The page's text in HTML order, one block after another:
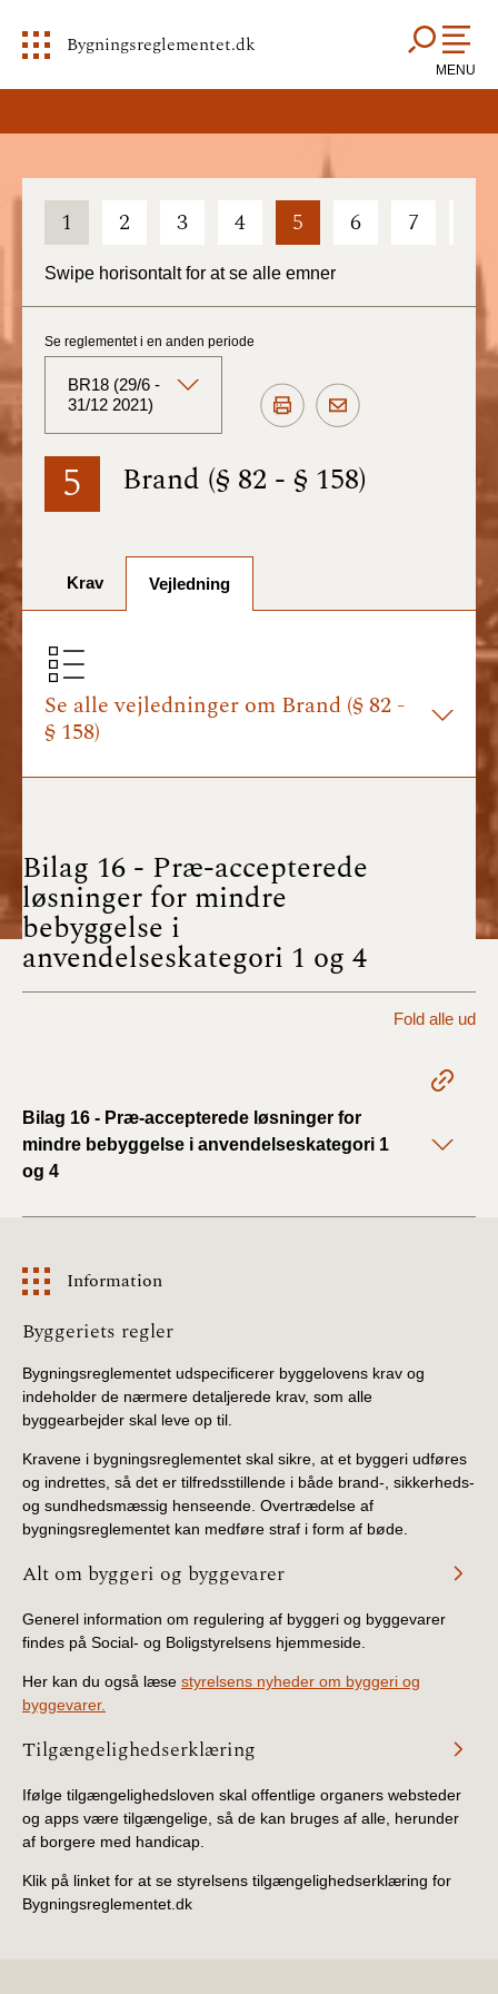
Bygningsreglementet.dk
MENU
1 2 3 4 5 6 7
Swipe horisontalt for at se alle emner
5 Brand (§ 82 - § 158)
Se reglementet i en anden periode
BR18 (29/6 -
31/12 2021)
BR18 (Aktuelt)
BR18 (1/1-30/6
BR18 (1/7- 31/12
2024)
2024)
BR18 (17/9 - 31/12
2022)
BR18 (29/6 - 31/12
BR18 (1/1-29/6
BR18 (10/3-30/6
2020)
BR18 (1/1-9/3 2020)
BR18 (4/7-31/12
2019)
BR18 (1/1-4/7 2019)
BR18 (1/7-31/12
2018)
BR15 (2015-2018)
2010)
Krav Vejledning
Se alle vejledninger om Brand (§ 82 -
§ 158)
Bilag 16 - Præ-accepterede
løsninger for mindre
bebyggelse i
anvendelseskategori 1 og 4
Fold alle ud
Bilag 16 - Præ-accepterede løsninger for
mindre bebyggelse i anvendelseskategori 1
og 4
Information
Information
Byggeriets regler
Bygningsreglementet udspecificerer byggelovens krav og
indeholder de nærmere detaljerede krav, som alle
byggearbejder skal leve op til.
Kravene i bygningsreglementet skal sikre, at et byggeri udføres
og indrettes, så det er tilfredsstillende i både brand-, sikkerheds-
og sundhedsmæssig henseende. Overtrædelse af
bygningsreglementet kan medføre straf i form af bøde.
Alt om byggeri og byggevarer
Generel information om regulering af byggeri og byggevarer
findes på Social- og Boligstyrelsens hjemmeside.
Her kan du også læse styrelsens nyheder om byggeri og
byggevarer.
Tilgængelighedserklæring
Ifølge tilgængelighedsloven skal offentlige organers websteder
og apps være tilgængelige, så de kan bruges af alle, herunder
af borgere med handicap.
Klik på linket for at se styrelsens tilgængelighedserklæring for
Bygningsreglementet.dk